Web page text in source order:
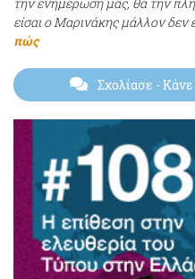
είσαι ο Μαρινάκης μάλλον δεν
πώς
Σχολίασε - Κάνε